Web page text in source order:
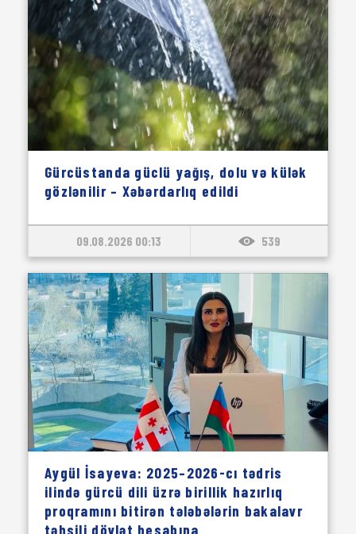
Gürcüstanda güclü yağış, dolu və külək
gözlənilir – Xəbərdarlıq edildi
09.08.2026 00:13 539
Aygül İsayeva: 2025–2026-cı tədris
ilində gürcü dili üzrə birillik hazırlıq
proqramını bitirən tələbələrin bakalavr
təhsili dövlət hesabına